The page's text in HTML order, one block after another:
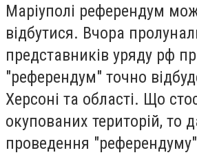
Маріуполі референдум
відбутися. Вчора
представників уряду рф
"референдум" точно
Херсоні та області. Що
окупованих територій, то
проведення